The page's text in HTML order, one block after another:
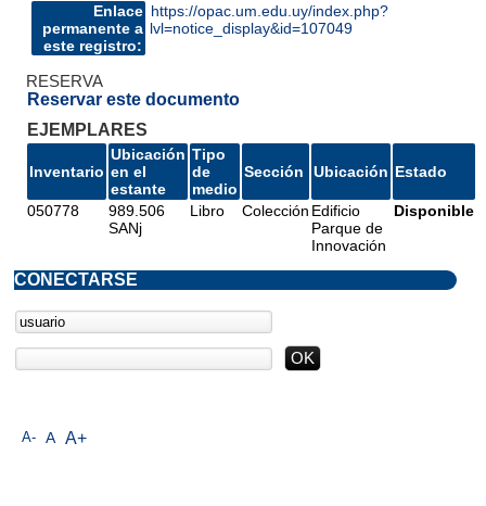
Enlace
permanente a
este registro:
https://opac.um.edu.uy/index.php?
lvl=notice_display&id=107049
RESERVA
Reservar este documento
EJEMPLARES
Inventario
Ubicación
en el
estante
Tipo
de
medio
Sección Ubicación Estado
050778
989.506
SANj
Libro Colección Edificio
Parque de
Innovación
Disponible
A- A A+
CONECTARSE